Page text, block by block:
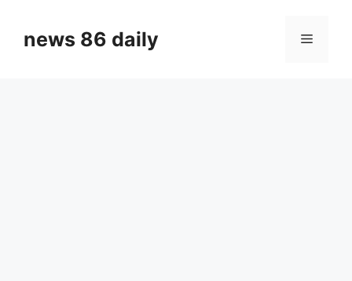
contentnews 86 daily Menu